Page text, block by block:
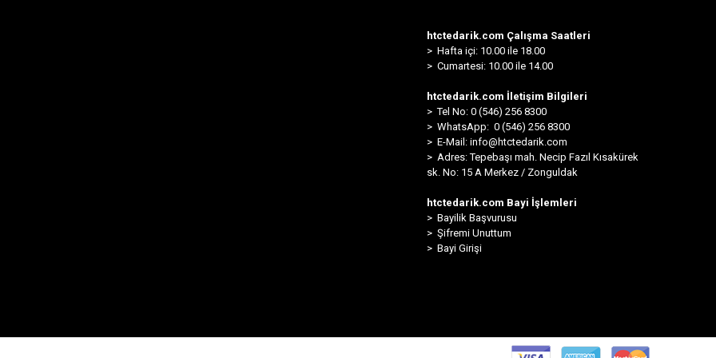
htctedarik.com Çalışma Saatleri
> Hafta içi: 10.00 ile 18.00
> Cumartesi: 10.00 ile 14.00
htctedarik.com İletişim Bilgileri
> Tel No: 0 (546) 256 8300
> WhatsApp: 0 (546) 256 8300
> E-Mail: info@htctedarik.com
> Adres: Tepebaşı mah. Necip Fazıl Kısakürek
sk. No: 15 A Merkez / Zonguldak
htctedarik.com Bayi İşlemleri
> Bayilik Başvurusu
> Şifremi Unuttum
> Bayi Girişi